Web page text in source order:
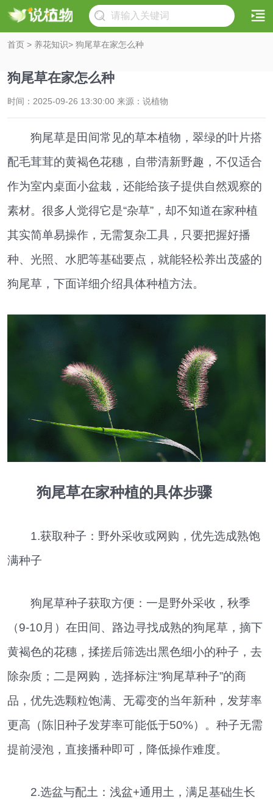
首页 > 养花知识> 狗尾草在家怎么种
狗尾草在家怎么种
时间：2025-09-26 13:30:00 来源：说植物
狗尾草是田间常见的草本植物，翠绿的叶片搭
配毛茸茸的黄褐色花穗，自带清新野趣，不仅适合
作为室内桌面小盆栽，还能给孩子提供自然观察的
素材。很多人觉得它是“杂草”，却不知道在家种植
其实简单易操作，无需复杂工具，只要把握好播
种、光照、水肥等基础要点，就能轻松养出茂盛的
狗尾草，下面详细介绍具体种植方法。
狗尾草在家种植的具体步骤
1.获取种子：野外采收或网购，优先选成熟饱
满种子
狗尾草种子获取方便：一是野外采收，秋季
（9-10月）在田间、路边寻找成熟的狗尾草，摘下
黄褐色的花穗，揉搓后筛选出黑色细小的种子，去
除杂质；二是网购，选择标注“狗尾草种子”的商
品，优先选颗粒饱满、无霉变的当年新种，发芽率
更高（陈旧种子发芽率可能低于50%）。种子无需
提前浸泡，直接播种即可，降低操作难度。
2.选盆与配土：浅盆+通用土，满足基础生长